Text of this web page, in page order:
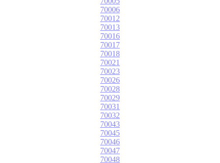
70006
70012
70013
70016
70017
70018
70021
70023
70026
70028
70029
70031
70032
70043
70045
70046
70047
70048